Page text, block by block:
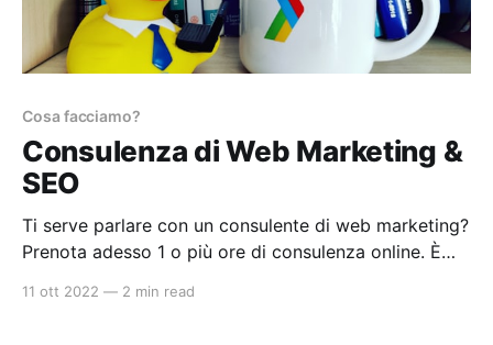
Cosa facciamo?
Consulenza di Web Marketing &
SEO
Ti serve parlare con un consulente di web marketing?
Prenota adesso 1 o più ore di consulenza online. È
11 ott 2022 — 2 min read